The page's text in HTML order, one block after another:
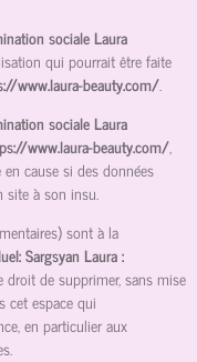
sociale Laura
qui pourrait être faite
www.laura-beauty.com/
sociale Laura
www.laura-beauty.com/
cause si des données
à son insu.
sont à la
Sargsyan Laura :
droit de supprimer, sans mise
cet espace qui
en particulier aux